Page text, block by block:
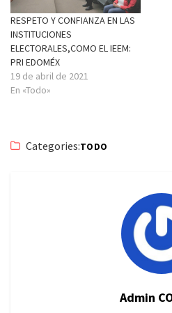
RESPETO Y CONFIANZA EN LAS
INSTITUCIONES
ELECTORALES,COMO EL IEEM:
PRI EDOMÉX
19 de abril de 2021
En «Todo»
Categories:TODO
Admin